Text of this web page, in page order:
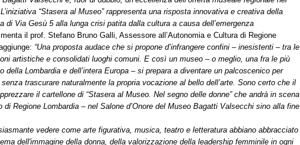
“Stasera al Museo” rappresenta una risposta innovativa e creativa della
di Via Gesù 5 alla lunga crisi patita dalla cultura a causa dell’emergenza
il prof. Stefano Bruno Galli, Assessore all’Autonomia e Cultura di Regione
“Una proposta audace che si propone d’infrangere confini – inesistenti – tra le
artistiche e consolidati luoghi comuni. E così un museo – o meglio, una fra le più
della Lombardia e dell’intera Europa – si prepara a diventare un palcoscenico per
trascurare naturalmente la propria vocazione al bello dell’arte. Sono certo che il
il cartellone di “Stasera al Museo. Nel segno delle donne” che andrà in scena
di Regione Lombardia – nel Salone d’Onore del Museo Bagatti Valsecchi sino alla fine
vedere come arte figurativa, musica, teatro e letteratura abbiano abbracciato
dell'immagine della donna, della valorizzazione della leadership femminile in ogni